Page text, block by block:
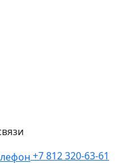
+7 812 320-63-61